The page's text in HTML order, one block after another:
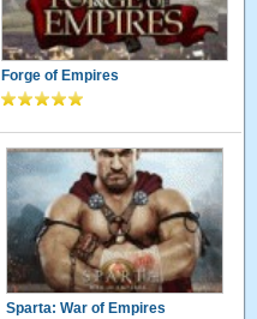
Forge of Empires
Sparta: War of Empires